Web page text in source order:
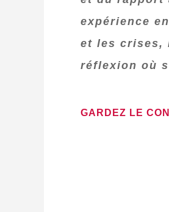
expérience
et les crises,
réflexion où
GARDEZ LE